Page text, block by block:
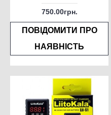
750.00грн.
ПОВІДОМИТИ ПРО
НАЯВНІСТЬ